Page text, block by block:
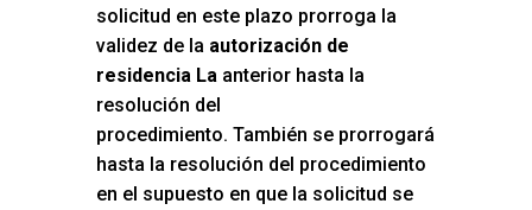
solicitud en este plazo prorroga la
validez de la autorización de
residencia Laanterior hasta la
resolución del
procedimiento. También se prorrogará
hasta la resolución del procedimiento
en el supuesto en que la solicitud se